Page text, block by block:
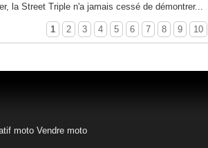
la Street Triple n'a jamais cessé de démontrer...
1 2 3 4 5 6 7 8 9 10
moto Vendre moto